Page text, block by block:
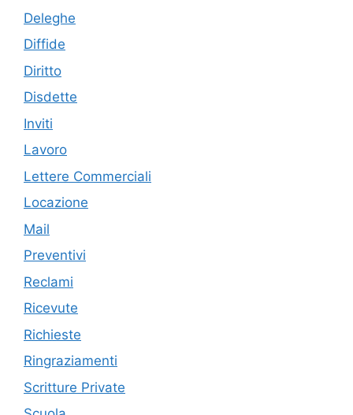
Deleghe
Diffide
Diritto
Disdette
Inviti
Lavoro
Lettere Commerciali
Locazione
Mail
Preventivi
Reclami
Ricevute
Richieste
Ringraziamenti
Scritture Private